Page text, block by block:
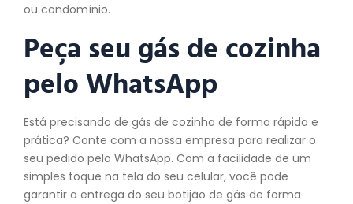
ou condomínio.
Peça seu gás de cozinha
pelo WhatsApp
Está precisando de gás de cozinha de forma rápida e
prática? Conte com a nossa empresa para realizar o
seu pedido pelo WhatsApp. Com a facilidade de um
simples toque na tela do seu celular, você pode
garantir a entrega do seu botijão de gás de forma